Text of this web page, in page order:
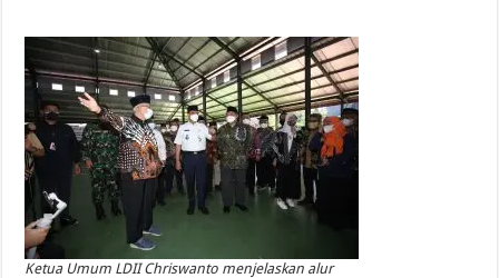
Ketua Umum LDII Chriswanto menjelaskan alur